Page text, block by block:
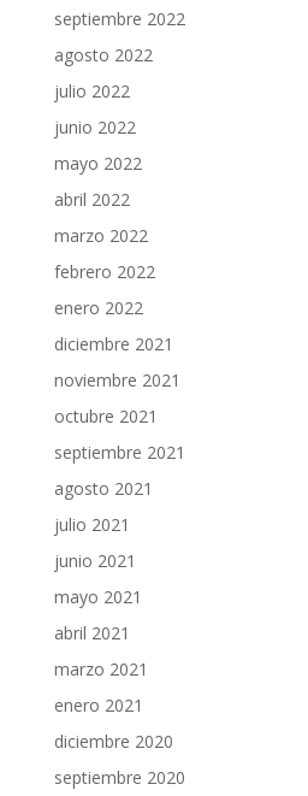
septiembre 2022
agosto 2022
julio 2022
junio 2022
mayo 2022
abril 2022
marzo 2022
febrero 2022
enero 2022
diciembre 2021
noviembre 2021
octubre 2021
septiembre 2021
agosto 2021
julio 2021
junio 2021
mayo 2021
abril 2021
marzo 2021
enero 2021
diciembre 2020
septiembre 2020